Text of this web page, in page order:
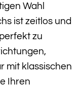
Wahl
ist zeitlos und
zu
mit klassischen
Ihren